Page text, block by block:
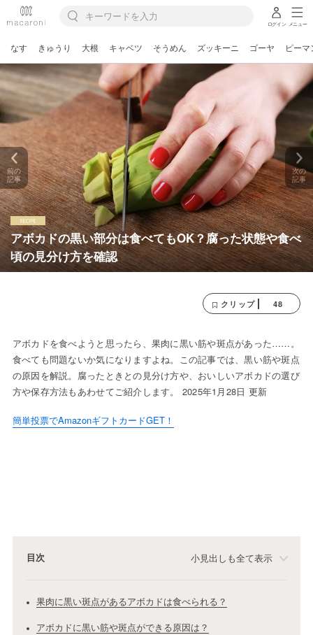
ログイン メニュー
なす きゅうり 大根 キャベツ そうめん ズッキーニ ゴーヤ ピーマ
アボカドの黒い部分は食べてもOK？腐った状態や食べ
頃の見分け方を確認
前の
記事
次の
記事
クリップ 48
アボカドを食べようと思ったら、果肉に黒い筋や斑点があった……。
食べても問題ないか気になりますよね。この記事では、黒い筋や斑点
の原因を解説。腐ったときとの見分け方や、おいしいアボカドの選び
方や保存方法もあわせてご紹介します。 2025年1月28日 更新
簡単投票でAmazonギフトカードGET！
目次 小見出しも全て表示
果肉に黒い斑点があるアボカドは食べられる？
アボカドに黒い筋や斑点ができる原因は？